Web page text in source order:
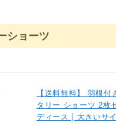
ショーツ
【送料無料】 羽根付
タリー ショーツ 2枚
ディース [ 大きいサ